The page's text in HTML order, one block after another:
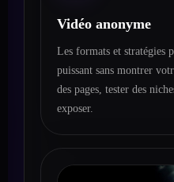
Vidéo anonyme
Les formats et stratégies
puissant sans montrer
des pages, tester des
exposer.